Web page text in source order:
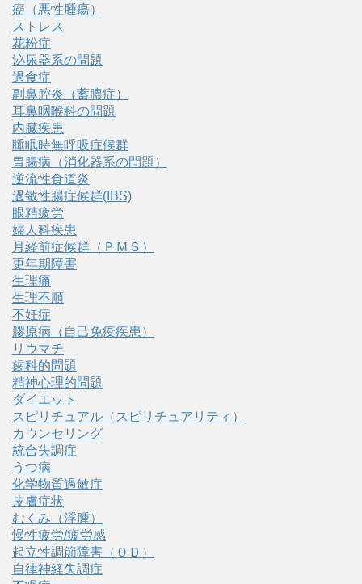
癌（悪性腫瘍）
ストレス
花粉症
泌尿器系の問題
過食症
副鼻腔炎（蓄膿症）
耳鼻咽喉科の問題
内臓疾患
睡眠時無呼吸症候群
胃腸病（消化器系の問題）
逆流性食道炎
過敏性腸症候群(IBS)
眼精疲労
婦人科疾患
月経前症候群（ＰＭＳ）
更年期障害
生理痛
生理不順
不妊症
膠原病（自己免疫疾患）
リウマチ
歯科的問題
精神心理的問題
ダイエット
スピリチュアル（スピリチュアリティ）
カウンセリング
統合失調症
うつ病
化学物質過敏症
皮膚症状
むくみ（浮腫）
慢性疲労/疲労感
起立性調節障害（ＯＤ）
自律神経失調症